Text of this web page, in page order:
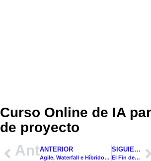
Curso Online de IA
de proyecto
AntANTERIOR
Agile, Waterfall e Híbrido: Lo que nadie te cuenta y deberías saber
SIGUIENTE
El Fin del PM Solitario: Bienvenidos a la Era de las «Colmenas de Agentes»